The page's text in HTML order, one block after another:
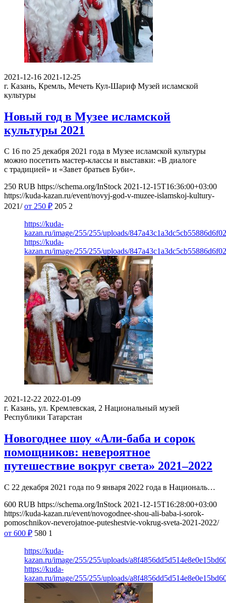
2021-12-16 2021-12-25
г. Казань, Кремль, Мечеть Кул-Шариф Музей исламской
культуры
Новый год в Музее исламской
культуры 2021
С 16 по 25 декабря 2021 года в Музее исламской культуры
можно посетить мастер-классы и выставки: «В диалоге
с традицией» и «Завет братьев Буби».
250 RUB https://schema.org/InStock 2021-12-15T16:36:00+03:00
https://kuda-kazan.ru/event/novyj-god-v-muzee-islamskoj-kultury-
2021/ от 250 ₽ 205 2
https://kuda-
kazan.ru/image/255/255/uploads/
https://kuda-
kazan.ru/image/255/255/uploads/
2021-12-22 2022-01-09
г. Казань, ул. Кремлевская, 2 Национальный музей
Республики Татарстан
Новогоднее шоу «Али-баба и сорок
помощников: невероятное
путешествие вокруг света» 2021–2022
С 22 декабря 2021 года по 9 января 2022 года в Националь…
600 RUB https://schema.org/InStock 2021-12-15T16:28:00+03:00
https://kuda-kazan.ru/event/novogodnee-shou-ali-baba-i-sorok-
pomoschnikov-neverojatnoe-puteshestvie-vokrug-sveta-2021-2022/
от 600 ₽ 580 1
https://kuda-
kazan.ru/image/255/255/uploads/
https://kuda-
kazan.ru/image/255/255/uploads/